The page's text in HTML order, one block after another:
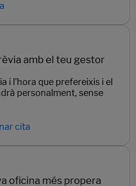
amb el teu gestor
i l'hora que prefereixis i el
personalment, sense
cita
oficina més propera